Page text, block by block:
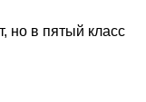
но в пятый класс